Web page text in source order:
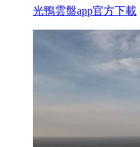
光鴨雲盤app官方下載